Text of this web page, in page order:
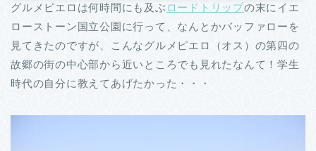
グルメピエロは何時間にも及ぶ ロードトリップの末にイエ
ローストーン国立公園に行って、なんとかバッファローを
見てきたのですが、こんなグルメピエロ（オス）の第四の
故郷の街の中心部から近いところでも見れたなんて！学生
時代の自分に教えてあげたかった・・・